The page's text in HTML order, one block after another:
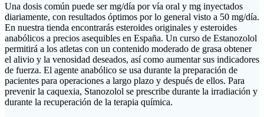
Una dosis común puede ser mg/día por vía oral y mg inyectados
diariamente, con resultados óptimos por lo general visto a 50 mg/día.
En nuestra tienda encontrarás esteroides originales y esteroides
anabólicos a precios asequibles en España. Un curso de Estanozolol
permitirá a los atletas con un contenido moderado de grasa obtener
el alivio y la venosidad deseados, así como aumentar sus indicadores
de fuerza. El agente anabólico se usa durante la preparación de
pacientes para operaciones a largo plazo y después de ellos. Para
prevenir la caquexia, Stanozolol se prescribe durante la irradiación y
durante la recuperación de la terapia química.